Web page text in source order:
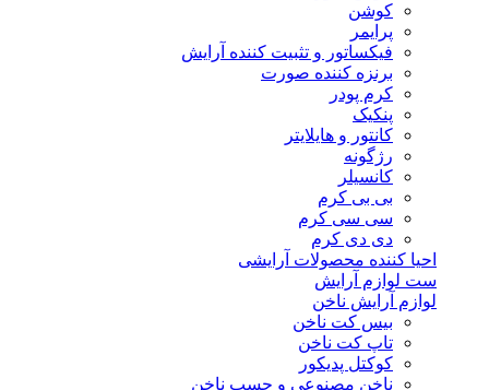
کوشن
پرایمر
فیکساتور و تثبیت کننده آرایش
برنزه کننده صورت
کرم پودر
پنکیک
کانتور و هایلایتر
رژگونه
کانسیلر
بی بی کرم
سی سی کرم
دی دی کرم
احیا کننده محصولات آرایشی
ست لوازم آرایش
لوازم آرایش ناخن
بیس کت ناخن
تاپ کت ناخن
کوکتل پدیکور
ناخن مصنوعی و چسب ناخن